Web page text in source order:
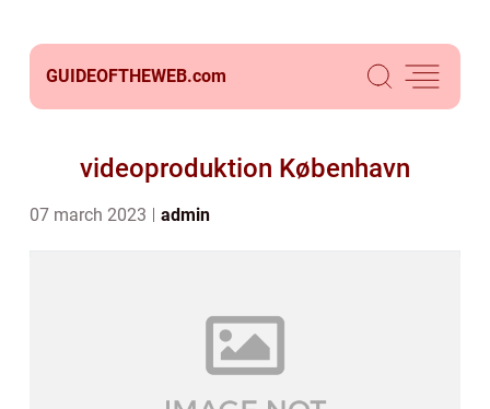
GUIDEOFTHEWEB.com
videoproduktion København
07 march 2023 admin